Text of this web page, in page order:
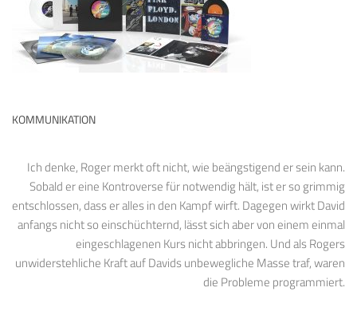
KOMMUNIKATION
Ich denke, Roger merkt oft nicht, wie beängstigend er sein kann.
Sobald er eine Kontroverse für notwendig hält, ist er so grimmig
entschlossen, dass er alles in den Kampf wirft. Dagegen wirkt David
anfangs nicht so einschüchternd, lässt sich aber von einem einmal
eingeschlagenen Kurs nicht abbringen. Und als Rogers
unwiderstehliche Kraft auf Davids unbewegliche Masse traf, waren
die Probleme programmiert.